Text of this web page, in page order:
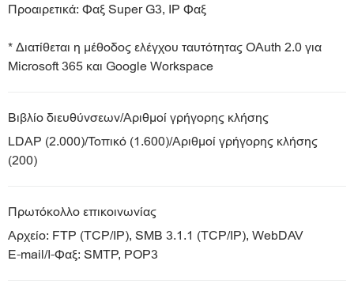
Προαιρετικά: Φαξ Super G3, IP Φαξ
* Διατίθεται η μέθοδος ελέγχου ταυτότητας OAuth 2.0 για
Microsoft 365 και Google Workspace
Βιβλίο διευθύνσεων/Αριθμοί γρήγορης κλήσης
LDAP (2.000)/Τοπικό (1.600)/Αριθμοί γρήγορης κλήσης
(200)
Πρωτόκολλο επικοινωνίας
Αρχείο: FTP (TCP/IP), SMB 3.1.1 (TCP/IP), WebDAV
E-mail/I-Φαξ: SMTP, POP3